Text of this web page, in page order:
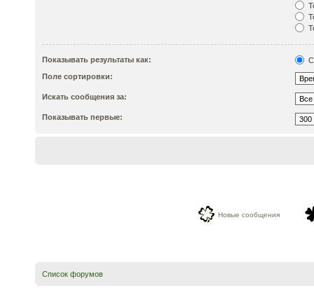
Показывать результаты как:
Поле сортировки:
Искать сообщения за:
Показывать первые:
Новые сообщения
Список форумов